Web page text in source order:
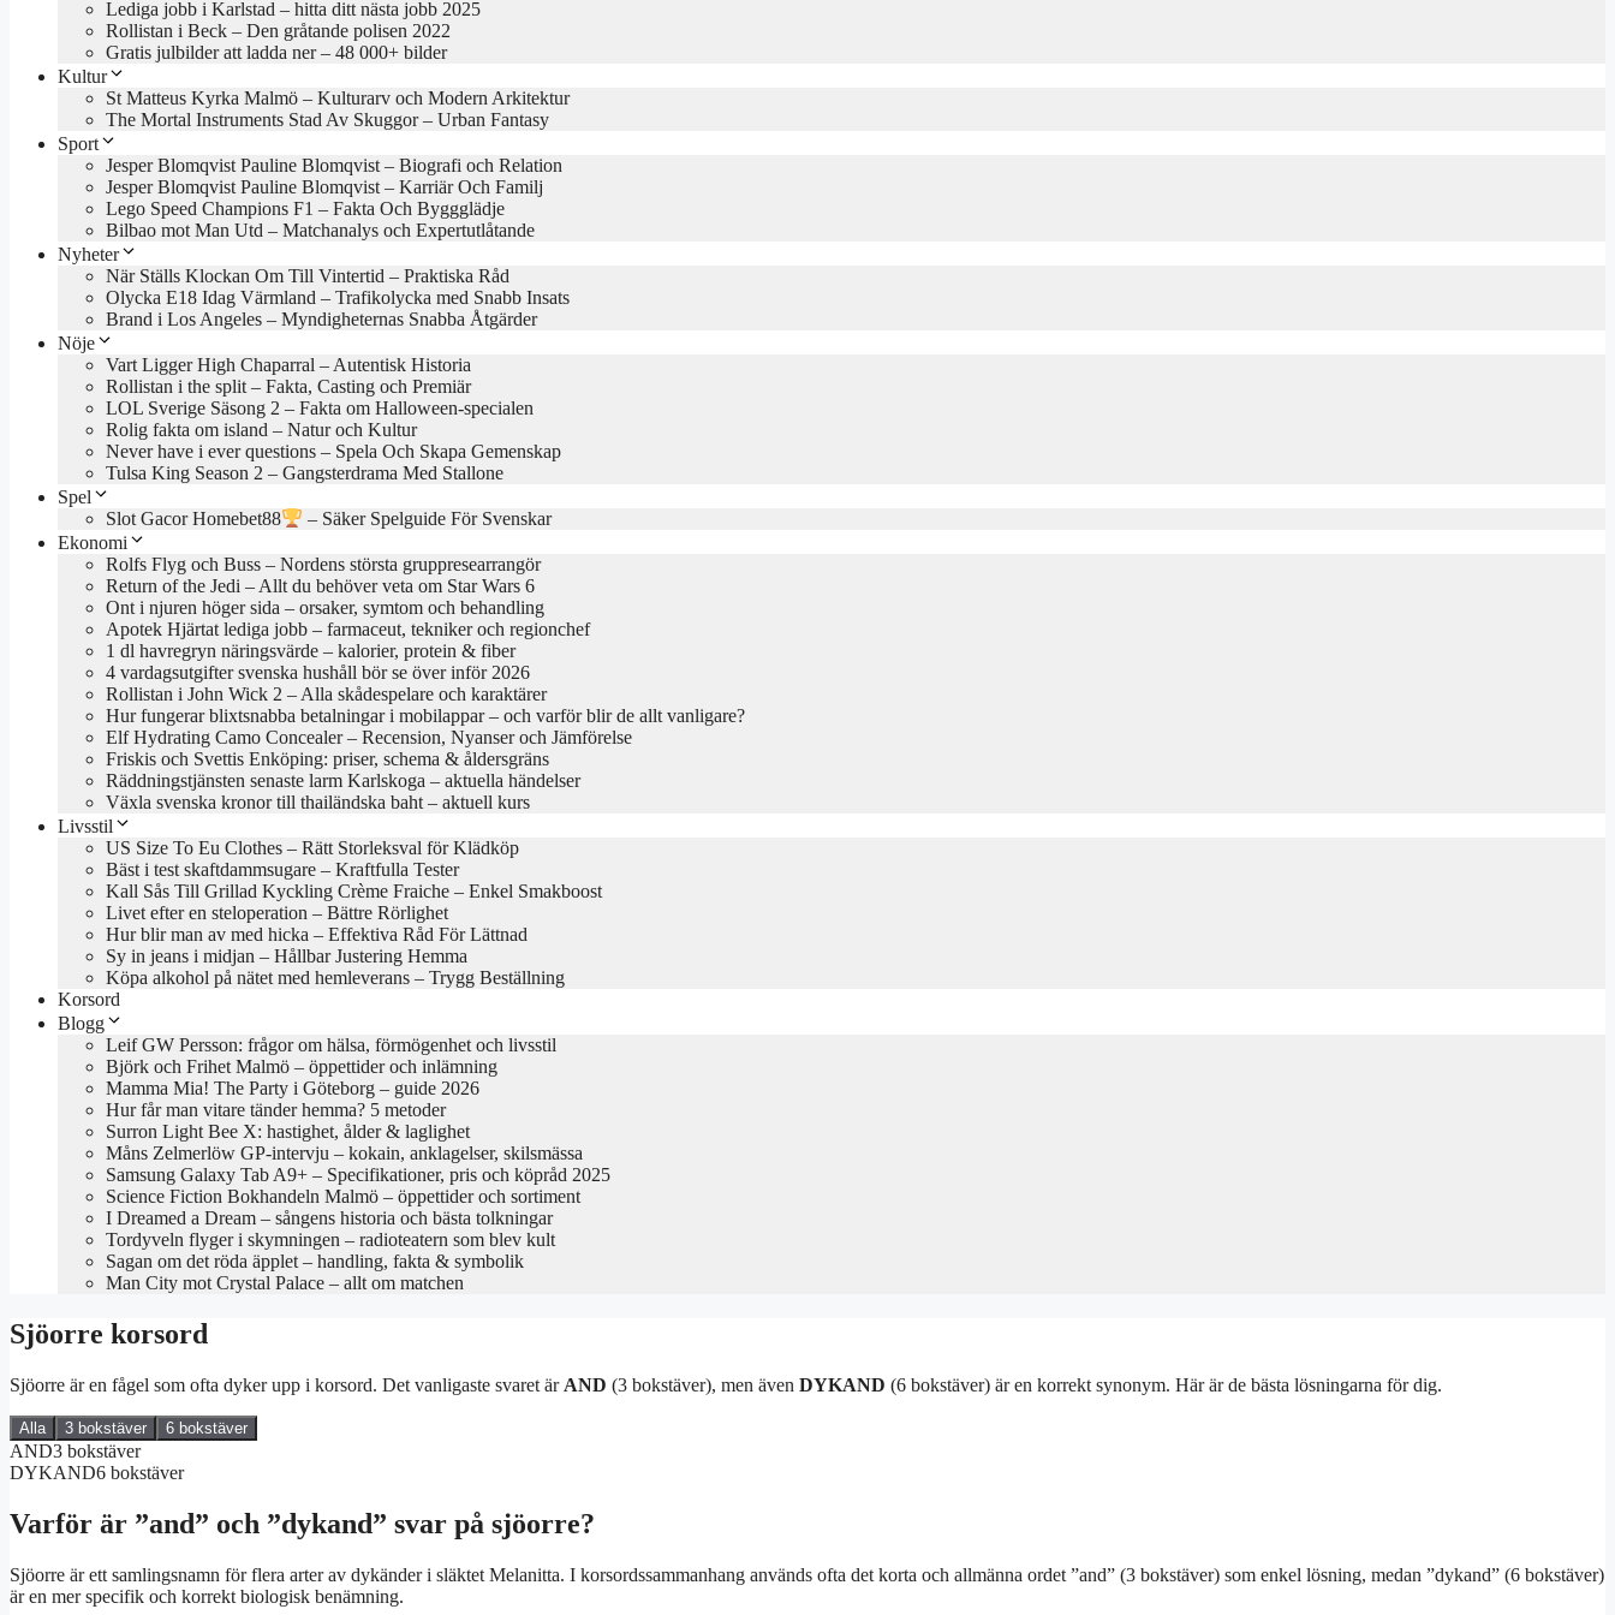
Lediga jobb i Karlstad – hitta ditt nästa jobb 2025
Rollistan i Beck – Den gråtande polisen 2022
Gratis julbilder att ladda ner – 48 000+ bilder
Kultur
St Matteus Kyrka Malmö – Kulturarv och Modern Arkitektur
The Mortal Instruments Stad Av Skuggor – Urban Fantasy
Sport
Jesper Blomqvist Pauline Blomqvist – Biografi och Relation
Jesper Blomqvist Pauline Blomqvist – Karriär Och Familj
Lego Speed Champions F1 – Fakta Och Byggglädje
Bilbao mot Man Utd – Matchanalys och Expertutlåtande
Nyheter
När Ställs Klockan Om Till Vintertid – Praktiska Råd
Olycka E18 Idag Värmland – Trafikolycka med Snabb Insats
Brand i Los Angeles – Myndigheternas Snabba Åtgärder
Nöje
Vart Ligger High Chaparral – Autentisk Historia
Rollistan i the split – Fakta, Casting och Premiär
LOL Sverige Säsong 2 – Fakta om Halloween-specialen
Rolig fakta om island – Natur och Kultur
Never have i ever questions – Spela Och Skapa Gemenskap
Tulsa King Season 2 – Gangsterdrama Med Stallone
Spel
Slot Gacor Homebet88
– Säker Spelguide För Svenskar
Ekonomi
Rolfs Flyg och Buss – Nordens största gruppresearrangör
Return of the Jedi – Allt du behöver veta om Star Wars 6
Ont i njuren höger sida – orsaker, symtom och behandling
Apotek Hjärtat lediga jobb – farmaceut, tekniker och regionchef
1 dl havregryn näringsvärde – kalorier, protein & fiber
4 vardagsutgifter svenska hushåll bör se över inför 2026
Rollistan i John Wick 2 – Alla skådespelare och karaktärer
Hur fungerar blixtsnabba betalningar i mobilappar – och varför blir de allt vanligare?
Elf Hydrating Camo Concealer – Recension, Nyanser och Jämförelse
Friskis och Svettis Enköping: priser, schema & åldersgräns
Räddningstjänsten senaste larm Karlskoga – aktuella händelser
Växla svenska kronor till thailändska baht – aktuell kurs
Livsstil
US Size To Eu Clothes – Rätt Storleksval för Klädköp
Bäst i test skaftdammsugare – Kraftfulla Tester
Kall Sås Till Grillad Kyckling Crème Fraiche – Enkel Smakboost
Livet efter en steloperation – Bättre Rörlighet
Hur blir man av med hicka – Effektiva Råd För Lättnad
Sy in jeans i midjan – Hållbar Justering Hemma
Köpa alkohol på nätet med hemleverans – Trygg Beställning
Korsord
Blogg
Leif GW Persson: frågor om hälsa, förmögenhet och livsstil
Björk och Frihet Malmö – öppettider och inlämning
Mamma Mia! The Party i Göteborg – guide 2026
Hur får man vitare tänder hemma? 5 metoder
Surron Light Bee X: hastighet, ålder & laglighet
Måns Zelmerlöw GP-intervju – kokain, anklagelser, skilsmässa
Samsung Galaxy Tab A9+ – Specifikationer, pris och köpråd 2025
Science Fiction Bokhandeln Malmö – öppettider och sortiment
I Dreamed a Dream – sångens historia och bästa tolkningar
Tordyveln flyger i skymningen – radioteatern som blev kult
Sagan om det röda äpplet – handling, fakta & symbolik
Man City mot Crystal Palace – allt om matchen
Sjöorre korsord
Sjöorre är en fågel som ofta dyker upp i korsord. Det vanligaste svaret är AND (3 bokstäver), men även DYKAND (6 bokstäver) är en korrekt synonym. Här är de bästa lösningarna för dig.
Alla 3 bokstäver 6 bokstäver
AND3 bokstäver
DYKAND6 bokstäver
Varför är ”and” och ”dykand” svar på sjöorre?
Sjöorre är ett samlingsnamn för flera arter av dykänder i släktet Melanitta. I korsordssammanhang används ofta det korta och allmänna ordet ”and” (3 bokstäver) som enkel lösning, medan ”dykand” (6 bokstäver)
är en mer specifik och korrekt biologisk benämning.